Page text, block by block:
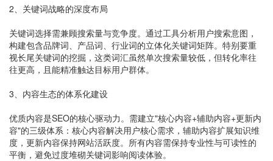
2、关键词战略的深度布局
关键词选择需兼顾搜索量与竞争度。通过工具分析用户搜索意图，
构建包含品牌词、产品词、行业词的立体化关键词矩阵。特别要重
视长尾关键词的挖掘，这类词汇虽然单次搜索量较低，但转化率往
往更高，且能精准触达目标用户群体。
3、内容生态的体系化建设
优质内容是SEO的核心驱动力。需建立"核心内容+辅助内容+更新内
容"的三级体系：核心内容解决用户核心需求，辅助内容扩展知识维
度，更新内容保持网站活跃度。所有内容需保持专业性与可读性的
平衡，避免过度堆砌关键词影响阅读体验。